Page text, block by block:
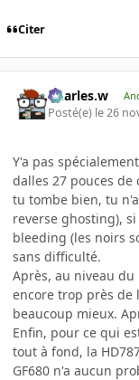
Citer
Charles.w
Posté(e) le 26
Y'a pas
dalles 27 pouces de
tu tombe bien, tu
reverse ghosting),
bleeding (les noirs
sans difficulté.
Après, au niveau
encore trop près de
beaucoup mieux.
Enfin, pour ce qui
tout à fond, la
GF680 n'a aucun